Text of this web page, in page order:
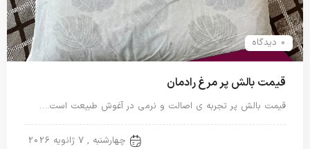
0 دیدگاه
قیمت بالش پر مرغ رادمان
قیمت بالش پر تجربه ی اصالت و نرمی در آغوش طبیعت است.…
چهارشنبه , 7 ژانویه 2026